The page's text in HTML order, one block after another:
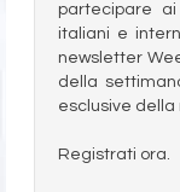
partecipare
italiani e
newsletter
della
esclusive della
Registrati ora.